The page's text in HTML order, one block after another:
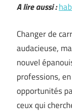
A lire aussi :
Changer de
audacieuse,
nouvel
professions,
opportunités
ceux qui